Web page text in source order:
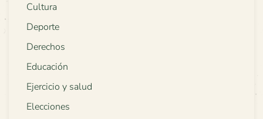
Cultura
Deporte
Derechos
Educación
Ejercicio y salud
Elecciones